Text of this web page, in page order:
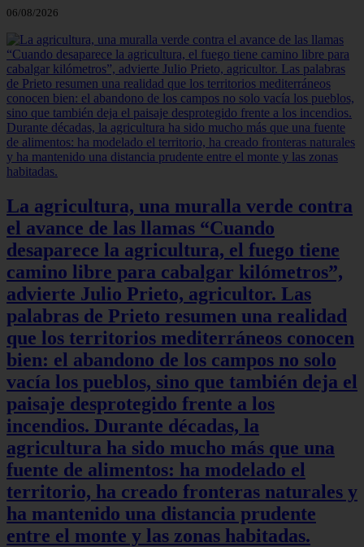
06/08/2026
La agricultura, una muralla verde contra
el avance de las llamas “Cuando
desaparece la agricultura, el fuego tiene
camino libre para cabalgar kilómetros”,
advierte Julio Prieto, agricultor. Las
palabras de Prieto resumen una realidad
que los territorios mediterráneos conocen
bien: el abandono de los campos no solo
vacía los pueblos, sino que también deja el
paisaje desprotegido frente a los
incendios. Durante décadas, la
agricultura ha sido mucho más que una
fuente de alimentos: ha modelado el
territorio, ha creado fronteras naturales y
ha mantenido una distancia prudente
entre el monte y las zonas habitadas.